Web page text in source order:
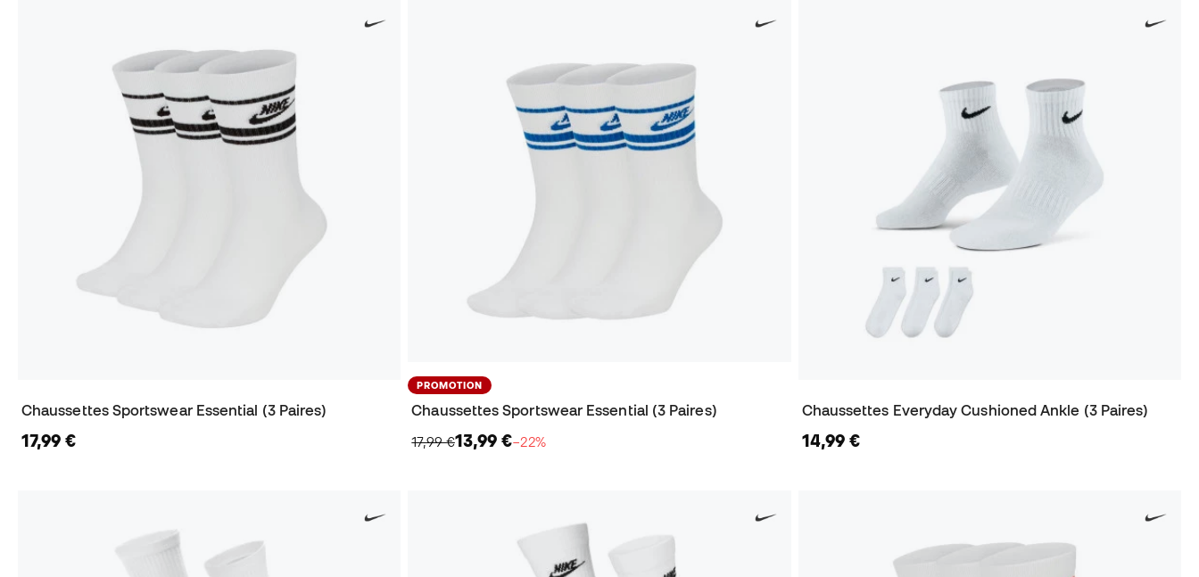
Chaussettes Sportswear Essential (3 Paires)
17,99 €
PROMOTION
Chaussettes Sportswear Essential (3 Paires)
17,99 €13,99 €−22%
Chaussettes Everyday Cushioned Ankle (3 Paires)
14,99 €